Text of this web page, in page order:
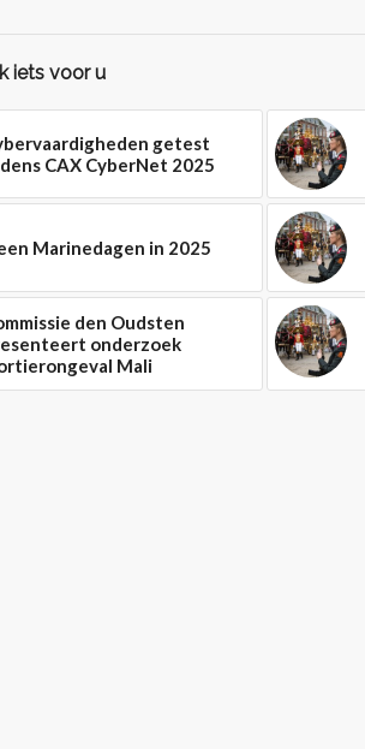
iets voor u
getest
CAX CyberNet 2025
Marinedagen in 2025
den Oudsten
onderzoek
Mali